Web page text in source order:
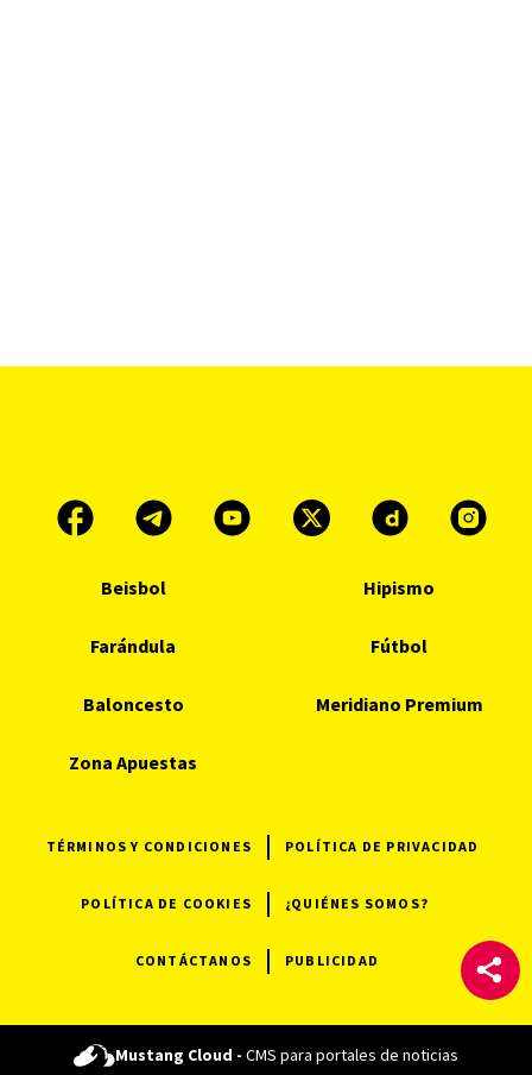
Beisbol Hipismo
Farándula Fútbol
Baloncesto Meridiano Premium
Zona Apuestas
TÉRMINOS Y CONDICIONES POLÍTICA DE PRIVACIDAD
POLÍTICA DE COOKIES ¿QUIÉNES SOMOS?
CONTÁCTANOS PUBLICIDAD
Mustang Cloud - CMS para portales de noticias